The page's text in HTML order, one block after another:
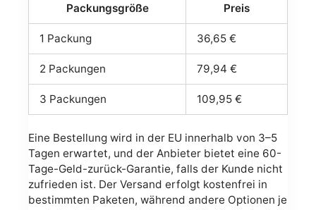
Packungsgröße Preis
1 Packung 36,65 €
2 Packungen 79,94 €
3 Packungen 109,95 €
Eine Bestellung wird in der EU innerhalb von 3–5
Tagen erwartet, und der Anbieter bietet eine 60-
Tage-Geld-zurück-Garantie, falls der Kunde nicht
zufrieden ist. Der Versand erfolgt kostenfrei in
bestimmten Paketen, während andere Optionen je